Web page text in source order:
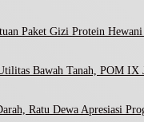
Paket Gizi Protein
Bawah Tanah, POM
Ratu Dewa Apresiasi